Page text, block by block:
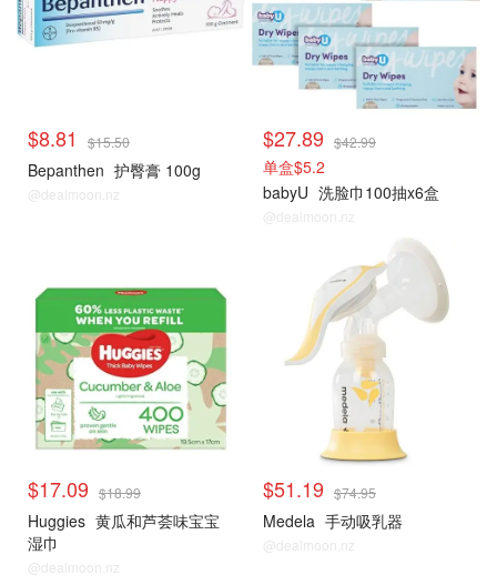
$8.81 $15.50
Bepanthen 护臀膏 100g
@dealmoon.nz
$27.89 $42.99
单盒$5.2
babyU 洗脸巾100抽x6盒
@dealmoon.nz
$17.09 $18.99
Huggies 黄瓜和芦荟味宝宝
湿巾
@dealmoon.nz
$51.19 $74.95
Medela 手动吸乳器
@dealmoon.nz